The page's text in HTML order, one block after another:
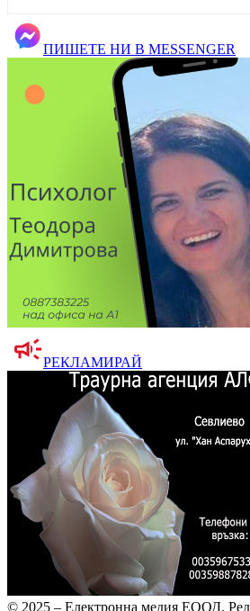
ПИШЕТЕ НИ В MESSENGER
РЕКЛАМИРАЙ
© 2025 – Електронна медия ЕООД.